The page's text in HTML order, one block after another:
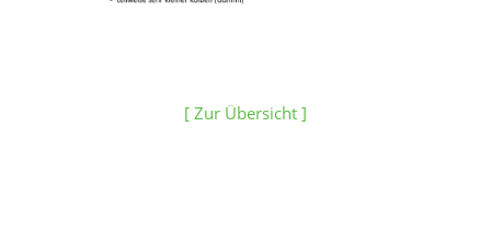
[ Zur Übersicht ]